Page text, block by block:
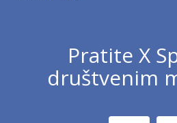
Pratite X
društvenim